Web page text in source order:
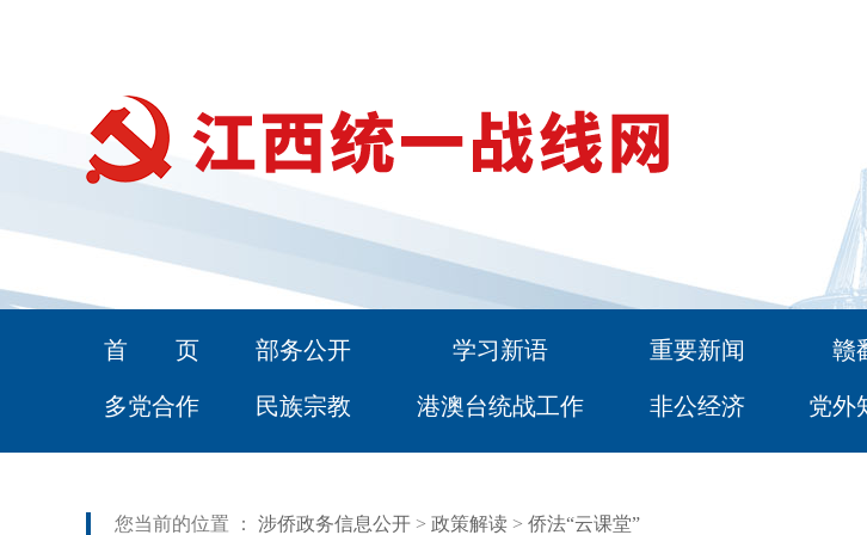
首 页 部务公开 学习新语 重要新闻 赣
多党合作 民族宗教 港澳台统战工作 非公经济 党外
您当前的位置 ： 涉侨政务信息公开 > 政策解读 > 侨法“云课堂”